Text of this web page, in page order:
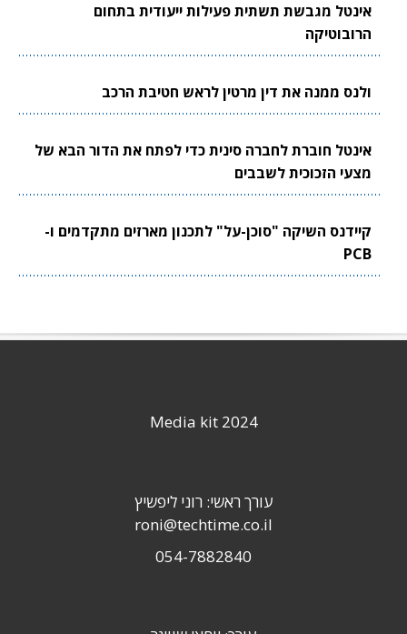
אינטל מגבשת תשתית פעילות ייעודית בתחום
הרובוטיקה
ולנס ממנה את דין מרטין לראש חטיבת הרכב
אינטל חוברת לחברה סינית כדי לפתח את הדור הבא של
מצעי הזכוכית לשבבים
קיידנס השיקה "סוכן-על" לתכנון מארזים מתקדמים ו-
PCB
Media kit 2024
עורך ראשי: רוני ליפשיץ
roni@techtime.co.il
054-7882840